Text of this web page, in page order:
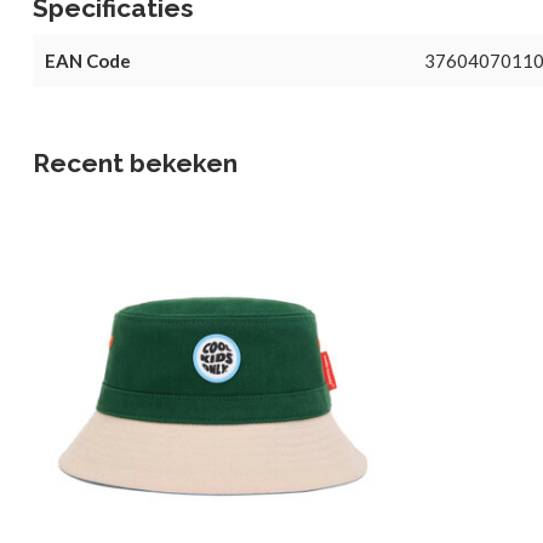
Specificaties
EAN Code
Recent bekeken